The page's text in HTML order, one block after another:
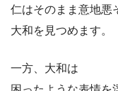
仁はそのまま意地悪
大和を見つめます。
一方、大和は